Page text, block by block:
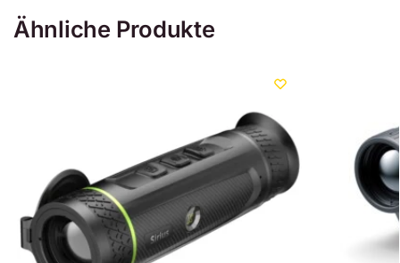
Ähnliche Produkte